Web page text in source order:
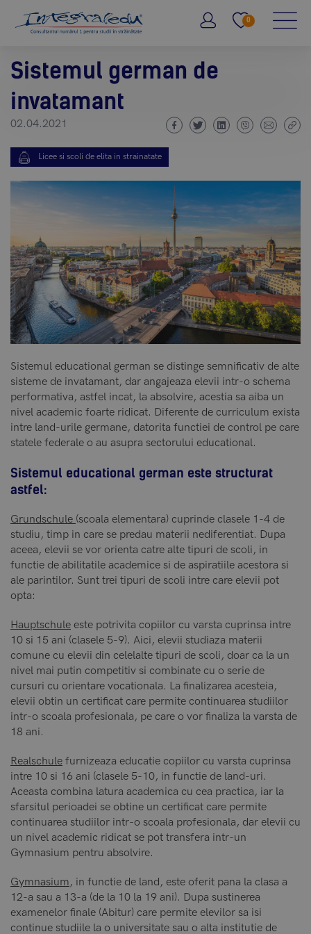
0
Sistemul german de
invatamant
02.04.2021
Licee si scoli de elita in strainatate
Sistemul educational german se distinge semnificativ de alte
sisteme de invatamant, dar angajeaza elevii intr-o schema
performativa, astfel incat, la absolvire, acestia sa aiba un
nivel academic foarte ridicat. Diferente de curriculum exista
intre land-urile germane, datorita functiei de control pe care
statele federale o au asupra sectorului educational.
Sistemul educational german este structurat
astfel:
Grundschule (scoala elementara) cuprinde clasele 1-4 de
studiu, timp in care se predau materii nediferentiat. Dupa
aceea, elevii se vor orienta catre alte tipuri de scoli, in
functie de abilitatile academice si de aspiratiile acestora si
ale parintilor. Sunt trei tipuri de scoli intre care elevii pot
opta:
Hauptschule este potrivita copiilor cu varsta cuprinsa intre
10 si 15 ani (clasele 5-9). Aici, elevii studiaza materii
comune cu elevii din celelalte tipuri de scoli, doar ca la un
nivel mai putin competitiv si combinate cu o serie de
cursuri cu orientare vocationala. La finalizarea acesteia,
elevii obtin un certificat care permite continuarea studiilor
intr-o scoala profesionala, pe care o vor finaliza la varsta de
18 ani.
Realschule furnizeaza educatie copiilor cu varsta cuprinsa
intre 10 si 16 ani (clasele 5-10, in functie de land-uri.
Aceasta combina latura academica cu cea practica, iar la
sfarsitul perioadei se obtine un certificat care permite
continuarea studiilor intr-o scoala profesionala, dar elevii cu
un nivel academic ridicat se pot transfera intr-un
Gymnasium pentru absolvire.
Gymnasium, in functie de land, este oferit pana la clasa a
12-a sau a 13-a (de la 10 la 19 ani). Dupa sustinerea
examenelor finale (Abitur) care permite elevilor sa isi
continue studiile la o universitate sau o alta institutie de